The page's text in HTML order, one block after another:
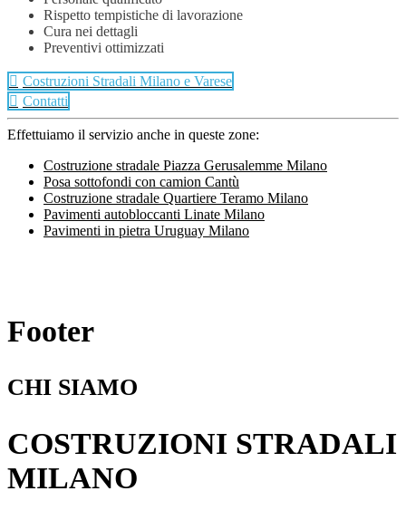
Rispetto tempistiche di lavorazione
Cura nei dettagli
Preventivi ottimizzati
Costruzioni Stradali Milano e Varese
Contatti
Effettuiamo il servizio anche in queste zone:
Costruzione stradale Piazza Gerusalemme Milano
Posa sottofondi con camion Cantù
Costruzione stradale Quartiere Teramo Milano
Pavimenti autobloccanti Linate Milano
Pavimenti in pietra Uruguay Milano
Footer
CHI SIAMO
COSTRUZIONI STRADALI
MILANO